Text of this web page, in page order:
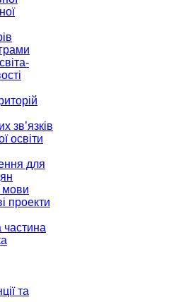
зв’язків
освіти
для
мови
проекти
частина
та